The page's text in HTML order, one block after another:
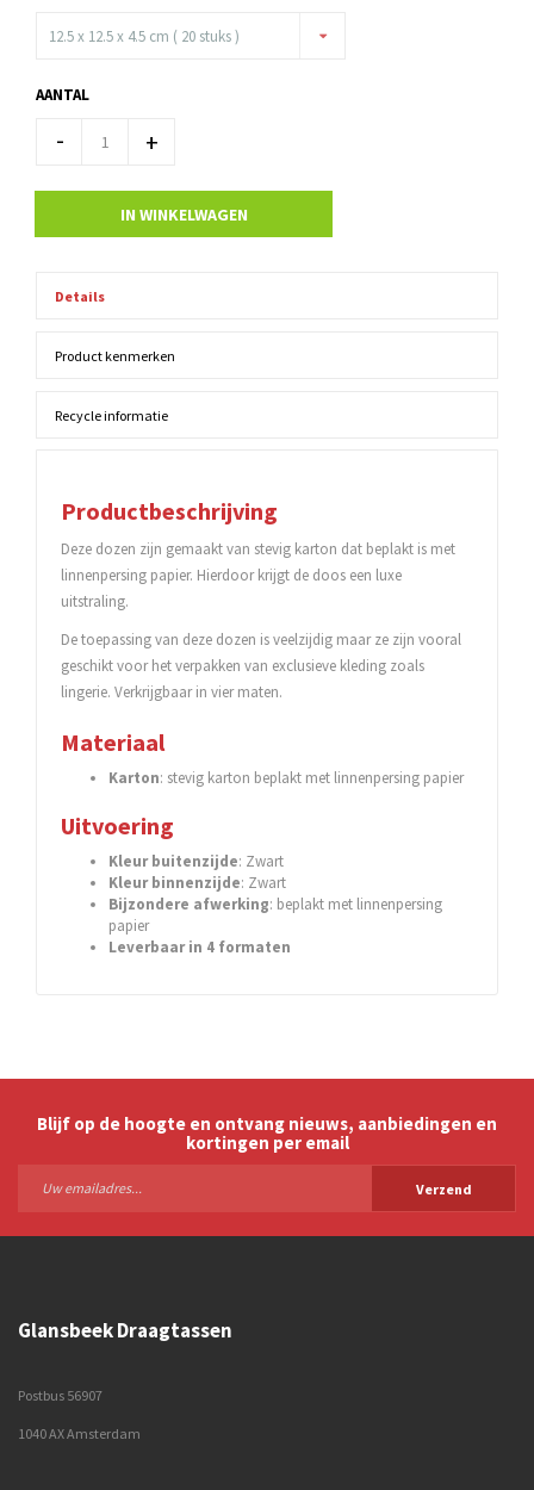
12.5 x 12.5 x 4.5 cm ( 20 stuks )
AANTAL
- +
IN WINKELWAGEN
Details
Product kenmerken
Recycle informatie
Productbeschrijving
Deze dozen zijn gemaakt van stevig karton dat beplakt is met
linnenpersing papier. Hierdoor krijgt de doos een luxe
uitstraling.
De toepassing van deze dozen is veelzijdig maar ze zijn vooral
geschikt voor het verpakken van exclusieve kleding zoals
lingerie. Verkrijgbaar in vier maten.
Materiaal
Karton: stevig karton beplakt met linnenpersing papier
Uitvoering
Kleur buitenzijde: Zwart
Kleur binnenzijde: Zwart
Bijzondere afwerking: beplakt met linnenpersing
papier
Leverbaar in 4 formaten
Blijf op de hoogte en ontvang nieuws, aanbiedingen en
kortingen per email
Verzend
Glansbeek Draagtassen
Postbus 56907
1040 AX Amsterdam